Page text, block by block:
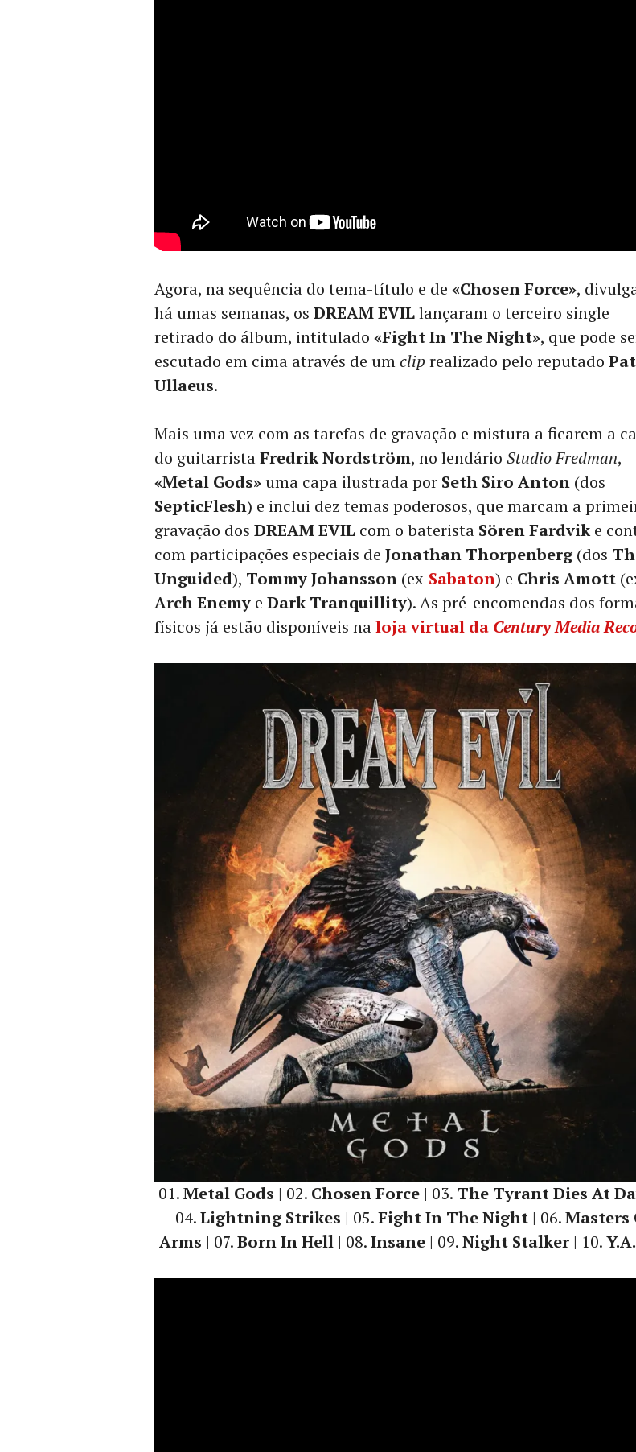
Agora, na sequência do tema-título e de «Chosen Force»,
há umas semanas, os DREAM EVILlançaram o terceiro single
retirado do álbum, intitulado «Fight In The Night», que pode
escutado em cima através de umcliprealizado pelo reputado
Ullaeus.
Mais uma vez com as tarefas de gravação e mistura a ficarem a
do guitarristaFredrik Nordström, no lendário Studio Fredman,
«Metal Gods» uma capa ilustrada por Seth Siro Anton (dos
SepticFlesh) e inclui dez temas poderosos, que marcam a
gravação dos DREAM EVIL com o baterista Sören Fardvike
com participações especiais de Jonathan Thorpenberg (dos
Unguided), Tommy Johansson (ex-Sabaton) e Chris Amott
Arch Enemy e Dark Tranquillity). As pré-encomendas dos
físicos já estão disponíveis naloja virtual da Century Media
01.Metal Gods | 02. Chosen Force | 03. The Tyrant Dies At
04.Lightning Strikes | 05.Fight In The Night| 06.Masters
Arms | 07.Born In Hell| 08.Insane| 09.Night Stalker| 10.